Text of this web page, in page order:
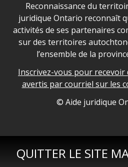
QUITTER LE SITE
Legal Aid Ontario land
Reconnaissance du
juridique Ontario reconnaît
activités de ses partenaires
sur des territoires
l’ensemble de la
Inscrivez-vous pour recevoir
avertis par courriel sur les
Legal Aid Ontario
© Aide juridique